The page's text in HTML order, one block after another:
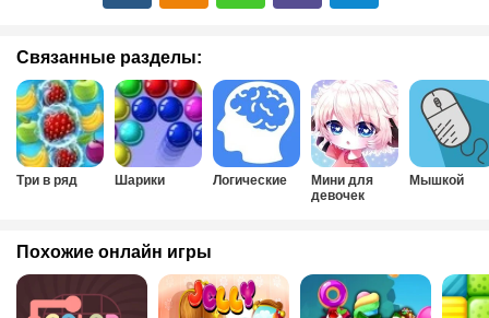
Связанные разделы:
Три в ряд Шарики Логические
Мини для
девочек
Мышкой
Похожие онлайн игры